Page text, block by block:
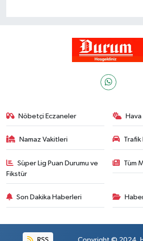
Nöbetçi Eczaneler Hava
Namaz Vakitleri Trafik
Süper Lig Puan Durumu ve
Fikstür
Tüm
Son Dakika Haberleri